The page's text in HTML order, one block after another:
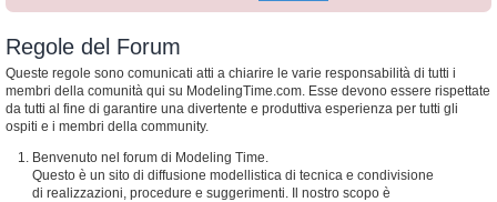
Regole del Forum
Queste regole sono comunicati atti a chiarire le varie responsabilità di tutti i
membri della comunità qui su ModelingTime.com. Esse devono essere rispettate
da tutti al fine di garantire una divertente e produttiva esperienza per tutti gli
ospiti e i membri della community.
Benvenuto nel forum di Modeling Time.
Questo è un sito di diffusione modellistica di tecnica e condivisione
di realizzazioni, procedure e suggerimenti. Il nostro scopo è